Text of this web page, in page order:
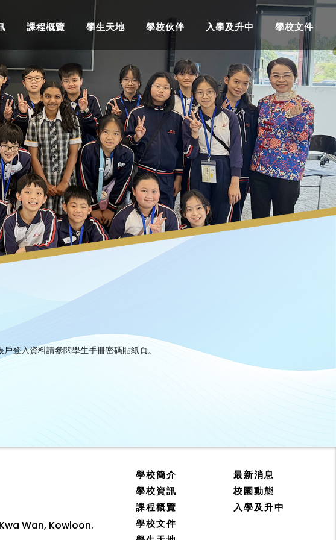
課程概覽 學生天地 學校伙伴 入學及升中 學校文件
登入資料請參閱學生手冊密碼貼紙頁。
Wan, Kowloon.
學校簡介
學校資訊
課程概覽
學校文件
最新消息
校園動態
入學及升中